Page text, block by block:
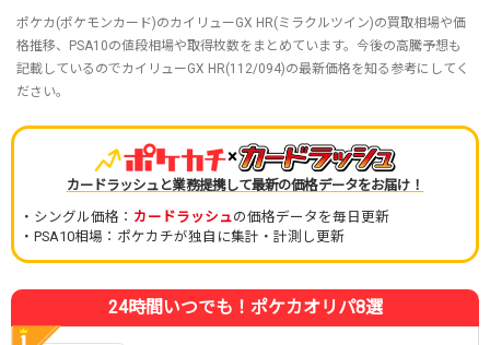
ポケカ(ポケモンカード)のカイリューGX HR(ミラクルツイン)の買取相場や価
格推移、PSA10の値段相場や取得枚数をまとめています。今後の高騰予想も
記載しているのでカイリューGX HR(112/094)の最新価格を知る参考にしてく
ださい。
×
カードラッシュと業務提携して最新の価格データをお届け！
・シングル価格： カードラッシュの価格データを毎日更新
・PSA10相場：ポケカチが独自に集計・計測し更新
24時間いつでも！ポケカオリパ8選